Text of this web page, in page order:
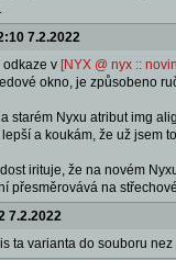
7.2.2022
odkaze v [NYX @ nyx ::
okno, je způsobeno
starém Nyxu atribut img
a koukám, že už jsem
irituje, že na novém
přesměrovává na
7.2.2022
ta varianta do souboru